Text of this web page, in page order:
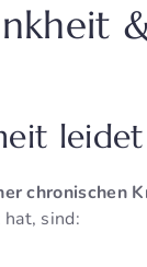
chronischen
sind: